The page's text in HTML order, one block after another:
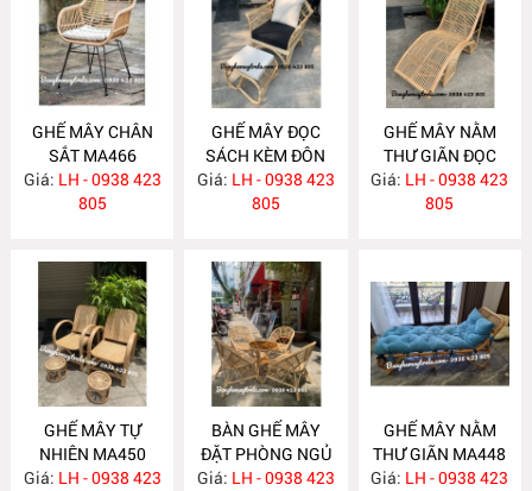
GHẾ MÂY CHÂN
SẮT MA466
Giá: LH - 0938 423
805
GHẾ MÂY ĐỌC
SÁCH KÈM ĐÔN
GÁC CHÂN MA461
Giá: LH - 0938 423
805
GHẾ MÂY NẰM
THƯ GIÃN ĐỌC
SÁCH MA456
Giá: LH - 0938 423
805
GHẾ MÂY TỰ
NHIÊN MA450
Giá: LH - 0938 423
BÀN GHẾ MÂY
ĐẶT PHÒNG NGỦ
MA449
Giá: LH - 0938 423
GHẾ MÂY NẰM
THƯ GIÃN MA448
Giá: LH - 0938 423